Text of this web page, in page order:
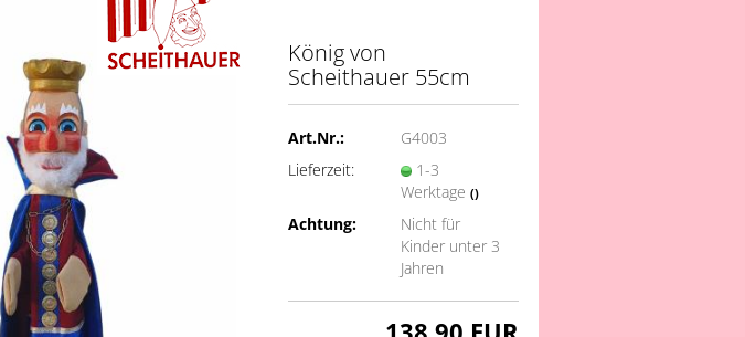
König von
Scheithauer 55cm
Art.Nr.:
G4003
Lieferzeit:
1-3
Werktage()
Achtung:
Nicht für
Kinder unter 3
Jahren